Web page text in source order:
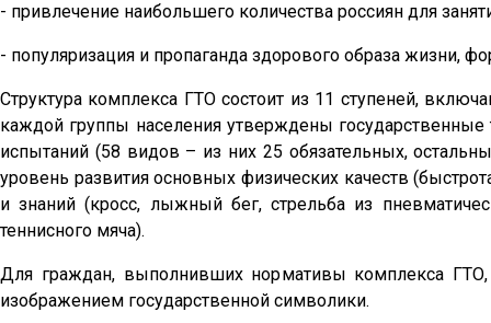
- привлечение наибольшего количества россиян для
- популяризация и пропаганда здорового образа жизни,
Структура комплекса ГТО состоит из 11 ступеней,
каждой группы населения утверждены
испытаний (58 видов – из них 25 обязательных,
уровень развития основных физических качеств
и знаний (кросс, лыжный бег, стрельба из
теннисного мяча).
Для граждан, выполнивших нормативы комплекса ГТО,
изображением государственной символики.